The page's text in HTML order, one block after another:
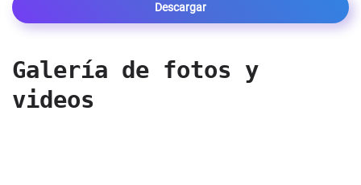
Descargar
Galería de fotos y
videos